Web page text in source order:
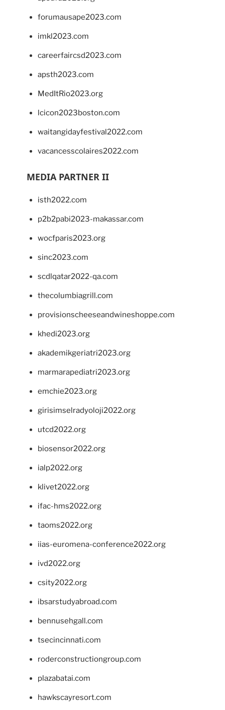
forumausape2023.com
imkl2023.com
careerfaircsd2023.com
apsth2023.com
MedItRio2023.org
lcicon2023boston.com
waitangidayfestival2022.com
vacancesscolaires2022.com
MEDIA PARTNER II
isth2022.com
p2b2pabi2023-makassar.com
wocfparis2023.org
sinc2023.com
scdlqatar2022-qa.com
thecolumbiagrill.com
provisionscheeseandwineshoppe.com
khedi2023.org
akademikgeriatri2023.org
marmarapediatri2023.org
emchie2023.org
girisimselradyoloji2022.org
utcd2022.org
biosensor2022.org
ialp2022.org
klivet2022.org
ifac-hms2022.org
taoms2022.org
iias-euromena-conference2022.org
ivd2022.org
csity2022.org
ibsarstudyabroad.com
bennusehgall.com
tsecincinnati.com
roderconstructiongroup.com
plazabatai.com
hawkscayresort.com